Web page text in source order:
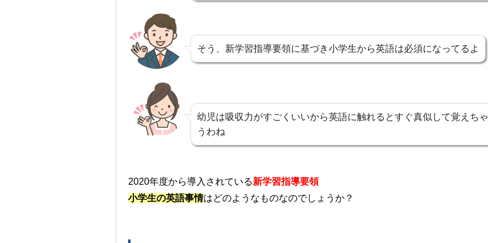
そう、新学習指導要領に基づき小学生から英語は必須になってるよ
幼児は吸収力がすごくいいから英語に触れるとすぐ真似して覚えちゃ
うわね
2020年度から導入されている新学習指導要領
小学生の英語事情はどのようなものなのでしょうか？